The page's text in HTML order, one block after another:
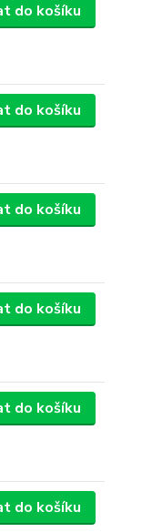
do košíku
do košíku
do košíku
do košíku
do košíku
do košíku